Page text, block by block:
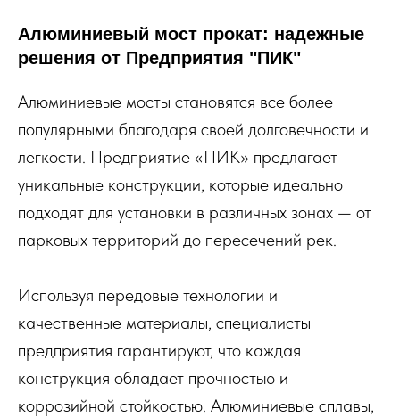
Алюминиевый мост прокат: надежные
решения от Предприятия "ПИК"
Алюминиевые мосты становятся все более
популярными благодаря своей долговечности и
легкости. Предприятие «ПИК» предлагает
уникальные конструкции, которые идеально
подходят для установки в различных зонах — от
парковых территорий до пересечений рек.
Используя передовые технологии и
качественные материалы, специалисты
предприятия гарантируют, что каждая
конструкция обладает прочностью и
коррозийной стойкостью. Алюминиевые сплавы,